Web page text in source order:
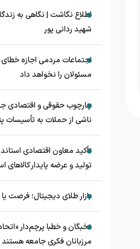
اطلاع نگاشت | نگاهی به
شهید ردانی پور
اجتماعات مردمی اجازه
مسئولان را نخواهد داد
چارچوب حقوقی و اقتصادی
ناشی از حملات به تأسیسات
تأکید معاون اقتصادی
تولید و عرضه پایدار کالاهای
بازار طلای دیجیتال؛ فرصت یا
نخبگان و خطبا پرچم‌دار
مرزبانان فکری جامعه هستند